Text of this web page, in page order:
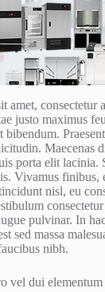
amet, consectetur
justo maximus
bibendum.
Maecenas
porta elit lacinia.
Vivamus finibus,
nisl, eu
pulvinar. In
sed massa
nibh.
vel dui